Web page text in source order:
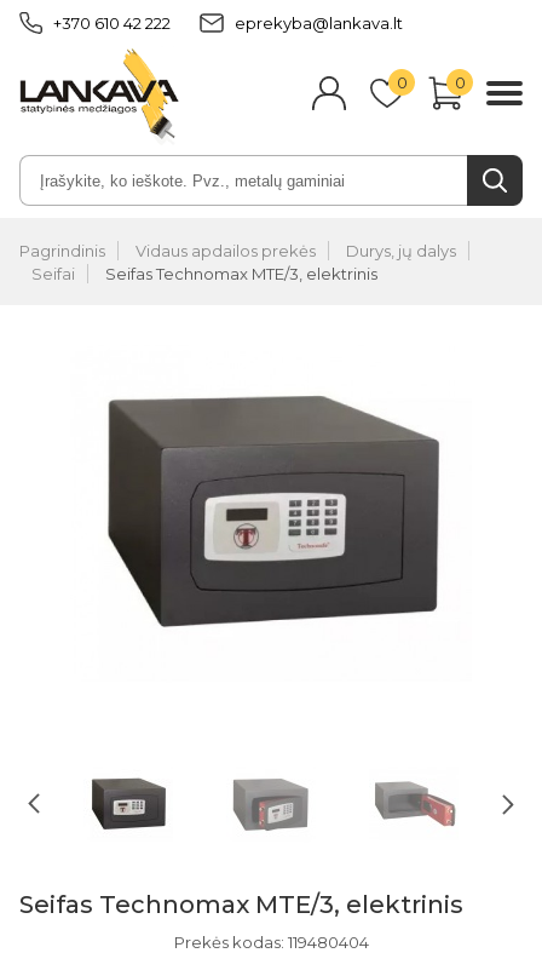
+370 610 42 222 eprekyba@lankava.lt
0 0
Pagrindinis Vidaus apdailos prekės
Durys, jų dalys
Seifai
Seifas Technomax MTE/3, elektrinis
Seifas Technomax MTE/3, elektrinis
Prekės kodas: 119480404